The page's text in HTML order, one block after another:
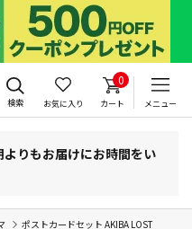
検索 お気に入り
0
カート メニュー
りもお届けにお時間をい
ポストカードセット AKIBA LOST